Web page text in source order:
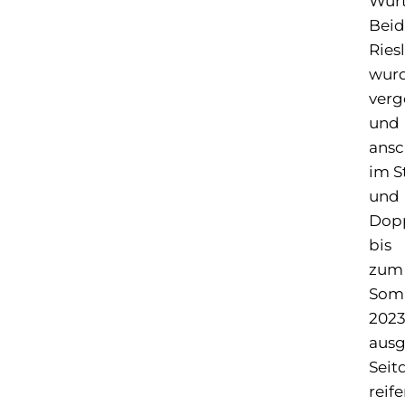
und
im
und
bis
zum
2023